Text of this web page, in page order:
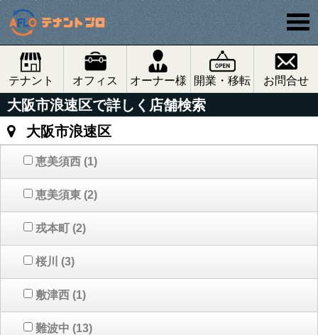
テナント オフィス オーナー様 開業・移転 お問合せ
大阪市浪速区で詳しく店舗検索
大阪市浪速区
恵美須西 (1)
恵美須東 (2)
戎本町 (2)
桜川 (3)
敷津西 (1)
難波中 (13)